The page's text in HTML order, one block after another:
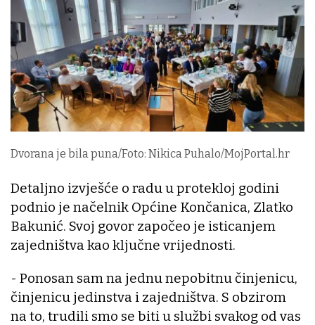
Dvorana je bila puna/Foto: Nikica Puhalo/MojPortal.hr
Detaljno izvješće o radu u protekloj godini
podnio je načelnik Općine Končanica, Zlatko
Bakunić. Svoj govor započeo je isticanjem
zajedništva kao ključne vrijednosti.
- Ponosan sam na jednu nepobitnu činjenicu,
činjenicu jedinstva i zajedništva. S obzirom
na to, trudili smo se biti u službi svakog od vas